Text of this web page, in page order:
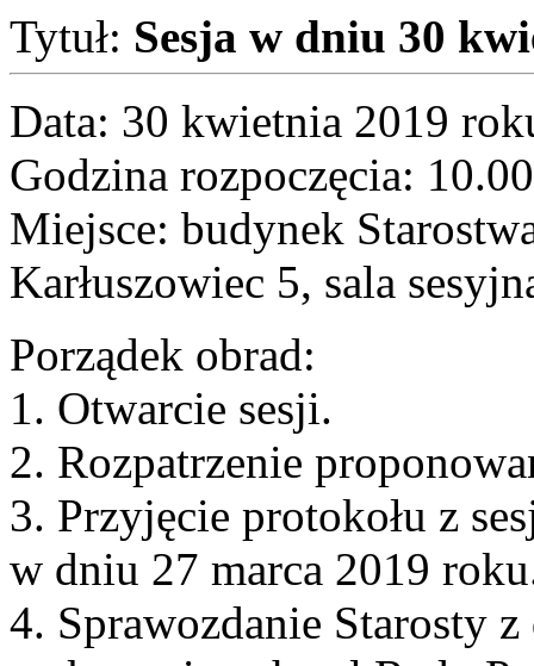
Tytuł: Sesja w dniu 30
Data: 30 kwietnia 2019
Godzina rozpoczęcia: 10.00
Miejsce: budynek
Karłuszowiec 5, sala
Porządek obrad:
1. Otwarcie sesji.
2. Rozpatrzenie
3. Przyjęcie protokołu z
w dniu 27 marca 2019
4. Sprawozdanie Starosty